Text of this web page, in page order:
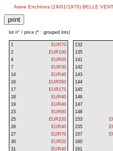
Aisne Enchères (19/01/1970) BELLE
lot n° / price (* : grouped lots)
1
EUR70
2
EUR100
4
EUR65
7
EUR30
14
EUR40
16
EUR550
17
EUR175
18
EUR40
19
EUR40
23
EUR60
25
EUR220
26
EUR40
27
EUR70
30
EUR20
31
EUR40
132
135
141
142
143
144
145
146
147
148
153
155
157
160
161